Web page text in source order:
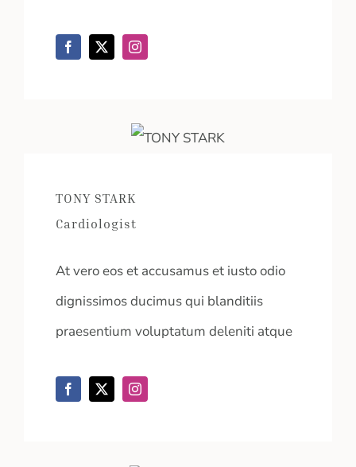
TONY STARK
Cardiologist
At vero eos et accusamus et iusto odio
dignissimos ducimus qui blanditiis
praesentium voluptatum deleniti atque